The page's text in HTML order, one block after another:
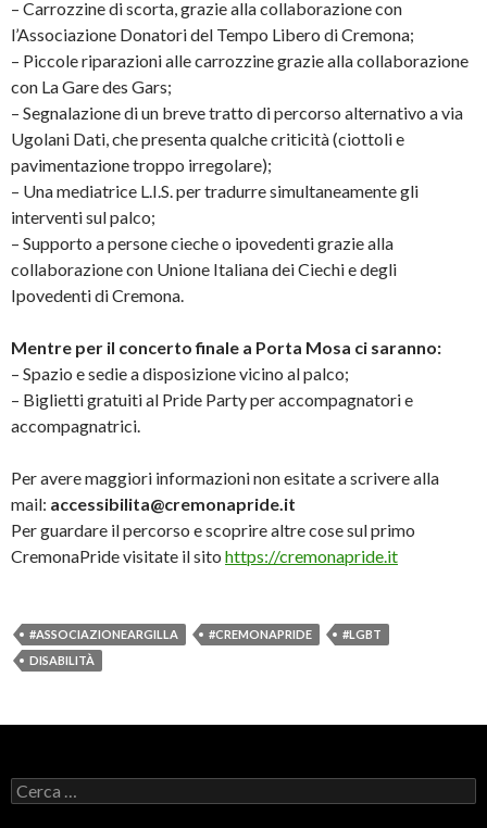
– Carrozzine di scorta, grazie alla collaborazione con
l’Associazione Donatori del Tempo Libero di Cremona;
– Piccole riparazioni alle carrozzine grazie alla collaborazione
con La Gare des Gars;
– Segnalazione di un breve tratto di percorso alternativo a via
Ugolani Dati, che presenta qualche criticità (ciottoli e
pavimentazione troppo irregolare);
– Una mediatrice L.I.S. per tradurre simultaneamente gli
interventi sul palco;
– Supporto a persone cieche o ipovedenti grazie alla
collaborazione con Unione Italiana dei Ciechi e degli
Ipovedenti di Cremona.
Mentre per il concerto finale a Porta Mosa ci saranno:
– Spazio e sedie a disposizione vicino al palco;
– Biglietti gratuiti al Pride Party per accompagnatori e
accompagnatrici.
Per avere maggiori informazioni non esitate a scrivere alla
mail: accessibilita@cremonapride.it
Per guardare il percorso e scoprire altre cose sul primo
CremonaPride visitate il sito https://cremonapride.it
#ASSOCIAZIONEARGILLA #CREMONAPRIDE
#LGBT
DISABILITÀ
Ricerca
per: